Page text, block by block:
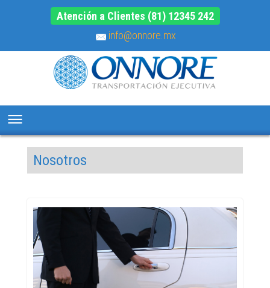
Atención a Clientes (81) 12345 242
info@onnore.mx
Nosotros